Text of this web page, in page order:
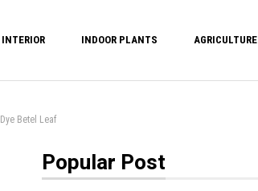
INTERIOR INDOOR PLANTS AGRICULTURE
Betel Leaf
Popular Post